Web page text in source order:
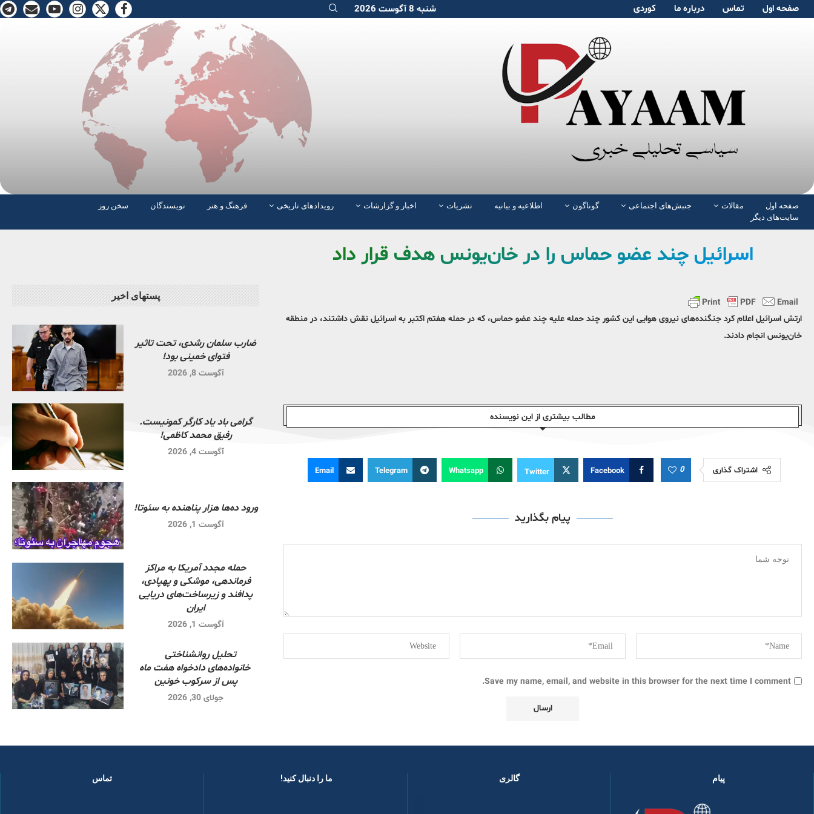
صفحە اول تماس دربارە ما کوردی شنبه 8 آگوست 2026
صفحە اول مقالات جنبش‌های اجتماعی گوناگون اطلاعیه و بیانیه نشریات اخبار و گزارشات رویدادهای تاریخی فرهنگ و هنر نویسندگان
سخن روز
سایت‌های دیگر
اسرائیل چند عضو حماس را در خان‌یونس هدف قرار داد
ارتش اسرائیل اعلام کرد جنگنده‌های نیروی هوایی این کشور چند حمله علیه چند عضو حماس، که در حمله هفتم اکتبر به اسرائیل نقش داشتند، در منطقه
خان‌یونس انجام دادند.
مطالب بیشتری از این نویسندە
اشتراک گذاری 0
Facebook
Twitter
Whatsapp
Telegram
Email
پیام بگذارید
Save my name, email, and website in this browser for the next time I comment.
پستهای اخیر
ضارب سلمان رشدی، تحت تاثیر
فتوای خمینی بود!
آگوست 8, 2026
گرامی باد یاد کارگر کمونیست.
رفیق محمد کاظمی!
آگوست 4, 2026
ورود ده‌ها هزار پناهنده به سئوتا!
آگوست 1, 2026
حمله مجدد آمریکا به مراکز
فرماندهی، موشکی و پهپادی،
پدافند و زیرساخت‌های دریایی
ایران
آگوست 1, 2026
تحلیل روانشناختی
خانواده‌های دادخواه هفت ماه
پس از سرکوب خونین
جولای 30, 2026
پیام گالری ما را دنبال کنید! ​ تماس